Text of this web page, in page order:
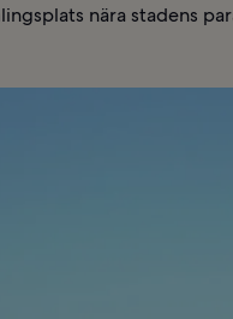
nära stadens